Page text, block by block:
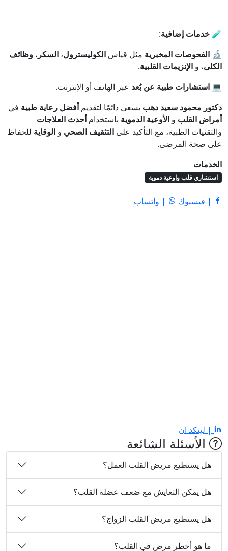
🧪 خدمات إضافية:
🔬 الفحوصات المخبرية مثل قياس الكوليسترول، السكر ، وظائف
الكلى، و الإنزيمات القلبية.
💻 استشارات طبية عن بُعد عبر الهاتف أو الإنترنت.
دكتور محمود سعيد دهب يسعى دائمًا لتقديمأفضل رعاية طبية في
أمراض القلب و الأوعية الدموية باستخدامأحدث العلاجات
والتقنيات الطبية، مع التأكيد على التثقيف الصحي و الوقاية للحفاظ
على صحة المرضى.
الخدمات
استشاري قلب واوعية دموية
| فيسبوك | واتساب
| لينكد ان
الأسئلة الشائعة
هل يستطيع مريض القلب العمل؟
هل يمكن التعايش مع ضعف عضلة القلب؟
هل يستطيع مريض القلب الزواج؟
ما هو أخطر مرض في القلب؟